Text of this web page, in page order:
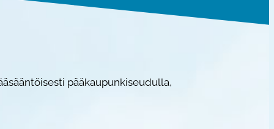
pääkaupunkiseudulla,